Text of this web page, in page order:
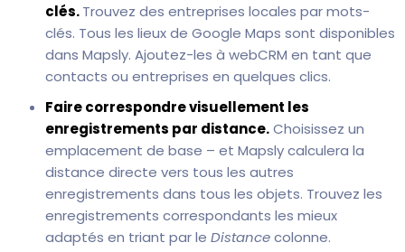
clés.Trouvez des entreprises locales par mots-
clés. Tous les lieux de Google Maps sont disponibles
dans Mapsly. Ajoutez-les à webCRM en tant que
contacts ou entreprises en quelques clics.
Faire correspondre visuellement les
enregistrements par distance.Choisissez un
emplacement de base – et Mapsly calculera la
distance directe vers tous les autres
enregistrements dans tous les objets. Trouvez les
enregistrements correspondants les mieux
adaptés en triant par le Distancecolonne.